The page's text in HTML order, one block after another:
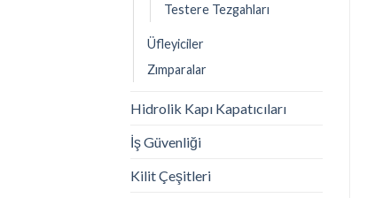
Testere Tezgahları
Üfleyiciler
Zımparalar
Hidrolik Kapı Kapatıcıları
İş Güvenliği
Kilit Çeşitleri